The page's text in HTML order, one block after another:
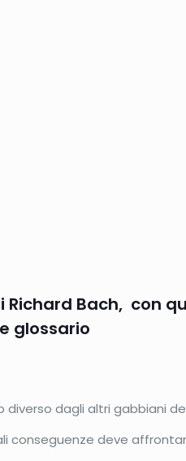
Bach, con
glossario
diverso dagli altri gabbiani
conseguenze deve